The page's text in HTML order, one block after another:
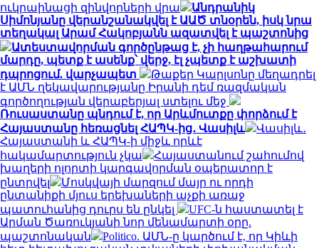
ուկրաինացի զինվորների վրա
Անդրանիկ
Սիմոնյանը վերանշանակվել է ԱԱԾ տնօրեն, իսկ նրա
տեղակալ Արամ Հակոբյանն ազատվել է պաշտոնից
Ատեստավորման գործընթաց է, չի հաղթահարում
մարդը, պետք է ասենք՝ վերջ, էլ չպետք է աշխատի
դպրոցում. վարչապետ
Թաքեր Կարլսոնը մեղադրել
է ԱՄՆ ղեկավարությանը Իրանի դեմ ռազմական
գործողության վերաբերյալ ստելու մեջ
Ռուսաստանը պնդում է, որ Արևմուտքը փորձում է
Հայաստանը հեռացնել ՀԱՊԿ-ից․ Վասիլև
Վասիլև․
Հայաստանի և ՀԱՊԿ-ի միջև որևէ
հակամարտություն չկա
Հայաստանում շահումով
խաղերի ոլորտի կարգավորման օպերատոր է
ընտրվել
Մոսկվայի մարզում մայր ու որդի
ընտանիքի մյուս երեխաների աչքի առաջ
պատուհանից դուրս են ընկել
UFC-ն հաստատել է
Արման Ծառուկյանի նոր մենամարտի օրը.
պաշտոնական
Politico. ԱՄՆ-ը կարծում է, որ Կիևի